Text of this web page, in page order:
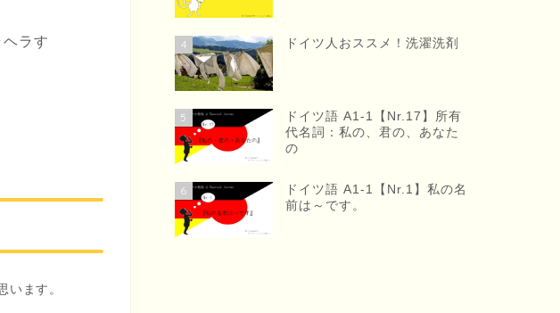
ラす
います。
4 ドイツ人おススメ！洗濯洗剤
5
ドイツ語 A1-1【Nr.17】所有
代名詞：私の、君の、あなた
の
6
ドイツ語 A1-1【Nr.1】私の名
前は～です。